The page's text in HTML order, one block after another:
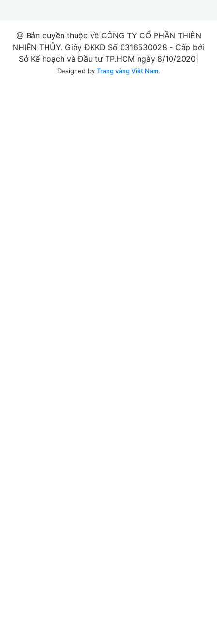
@ Bản quyền thuộc về CÔNG TY CỔ PHẦN THIÊN
NHIÊN THỦY. Giấy ĐKKD Số 0316530028 - Cấp bởi
Sở Kế hoạch và Đầu tư TP.HCM ngày 8/10/2020|
Designed by Trang vàng Việt Nam.